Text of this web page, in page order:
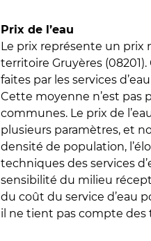
Prix de l’eau
Le prix représente un prix
territoire Gruyères
faites par les services
Cette moyenne n’est pas
communes. Le prix de
plusieurs paramètres, et
densité de population,
techniques des services
sensibilité du milieu
du coût du service d’eau
il ne tient pas compte des